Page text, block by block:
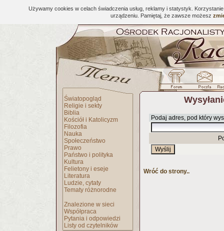
Używamy cookies w celach świadczenia usług, reklamy i statystyk.
urządzeniu. Pamiętaj, że zawsze możesz
Światopogląd
Religie i sekty
Biblia
Kościół i Katolicyzm
Filozofia
Nauka
Społeczeństwo
Prawo
Państwo i polityka
Kultura
Felietony i eseje
Literatura
Ludzie, cytaty
Tematy różnorodne
Znalezione w sieci
Współpraca
Pytania i odpowiedzi
Listy od czytelników
Podaj adres, pod który
Wróć do strony..